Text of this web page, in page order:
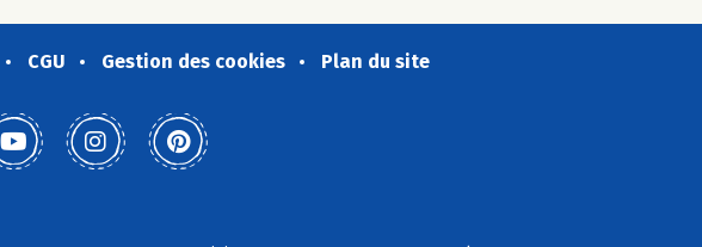
CGU Gestion des cookies Plan du site